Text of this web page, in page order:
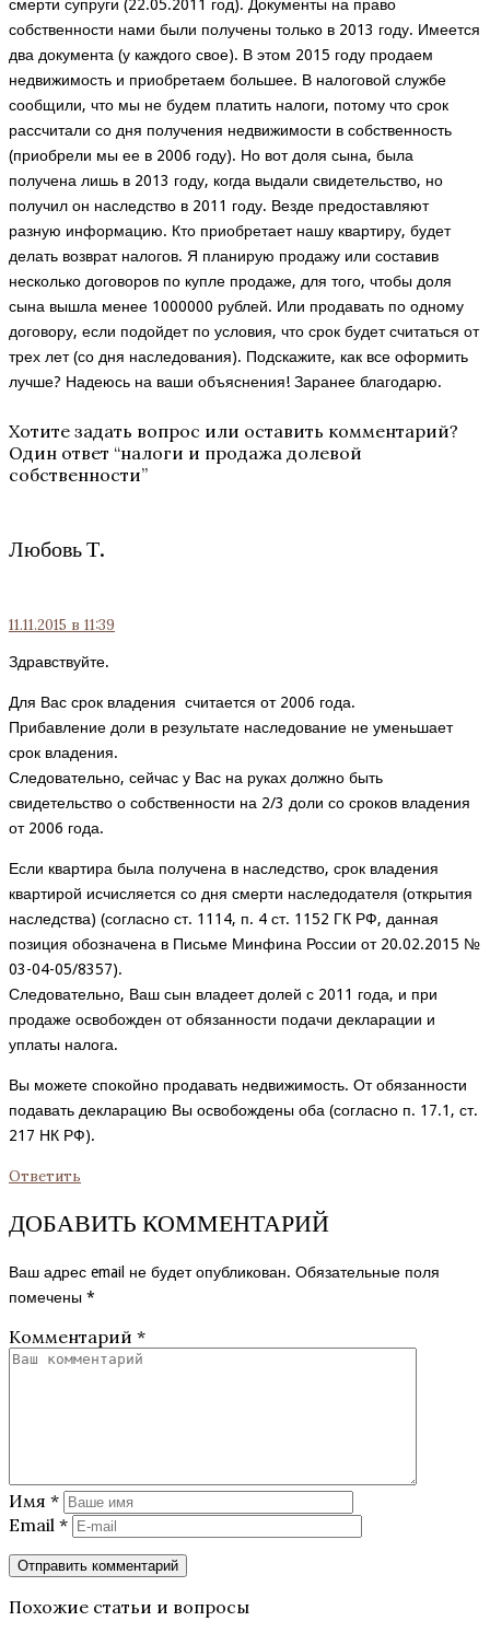
смерти супруги (22.05.2011 год). Документы на право
собственности нами были получены только в 2013 году. Имеется
два документа (у каждого свое). В этом 2015 году продаем
недвижимость и приобретаем большее. В налоговой службе
сообщили, что мы не будем платить налоги, потому что срок
рассчитали со дня получения недвижимости в собственность
(приобрели мы ее в 2006 году). Но вот доля сына, была
получена лишь в 2013 году, когда выдали свидетельство, но
получил он наследство в 2011 году. Везде предоставляют
разную информацию. Кто приобретает нашу квартиру, будет
делать возврат налогов. Я планирую продажу или составив
несколько договоров по купле продаже, для того, чтобы доля
сына вышла менее 1000000 рублей. Или продавать по одному
договору, если подойдет по условия, что срок будет считаться от
трех лет (со дня наследования). Подскажите, как все оформить
лучше? Надеюсь на ваши объяснения! Заранее благодарю.
Хотите задать вопрос или оставить комментарий?
Один ответ “налоги и продажа долевой
собственности”
Любовь Т.
11.11.2015 в 11:39
Здравствуйте.
Для Вас срок владения считается от 2006 года.
Прибавление доли в результате наследование не уменьшает
срок владения.
Следовательно, сейчас у Вас на руках должно быть
свидетельство о собственности на 2/3 доли со сроков владения
от 2006 года.
Если квартира была получена в наследство, срок владения
квартирой исчисляется со дня смерти наследодателя (открытия
наследства) (согласно ст. 1114, п. 4 ст. 1152 ГК РФ, данная
позиция обозначена в Письме Минфина России от 20.02.2015 №
03-04-05/8357).
Следовательно, Ваш сын владеет долей с 2011 года, и при
продаже освобожден от обязанности подачи декларации и
уплаты налога.
Вы можете спокойно продавать недвижимость. От обязанности
подавать декларацию Вы освобождены оба (согласно п. 17.1, ст.
217 НК РФ).
Ответить
ДОБАВИТЬ КОММЕНТАРИЙ
Ваш адрес email не будет опубликован. Обязательные поля
помечены *
Комментарий *
Имя *
Email *
Похожие статьи и вопросы